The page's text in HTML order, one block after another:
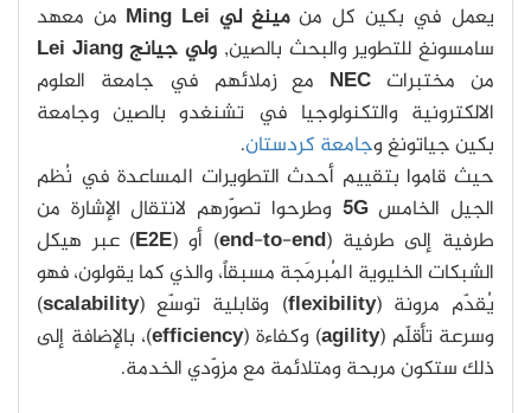
يعمل في بكين كل منمينغ لي Ming Lei من معهد
سامسونغ للتطوير والبحث بالصين, ولي جيانج Lei Jiang
من مختبرات NEC مع زملائهم في جامعة العلوم
الالكترونية والتكنولوجيا في تشنغدو بالصين وجامعة
بكين جياتونغ وجامعة كردستان.
حيث قاموا بتقييم أحدث التطويرات المساعدة في نُظم
الجيل الخامس 5G
وطرحوا تصوّرهم لانتقال الإشارة من
طرفية إلى طرفية (
end-to-end ) أو (E2E) عبر هيكل
الشبكات الخليوية المُبرمَجة مسبقاً، والذي كما يقولون، فهو
يُقدّم مرونة (flexibility) وقابلية توسّع (scalability
)
وسرعة تأقلّم (agility) وكفاءة (efficiency)، بالإضافة إلى
ذلك ستكون مربحة ومتلائمة مع مزوّدي الخدمة.